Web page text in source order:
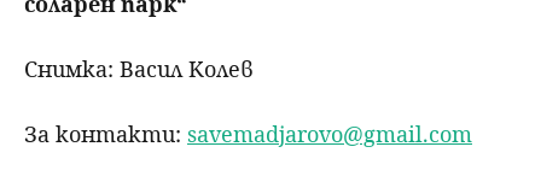
Снимка: Васил Колев
За контакти: savemadjarovo@gmail.com